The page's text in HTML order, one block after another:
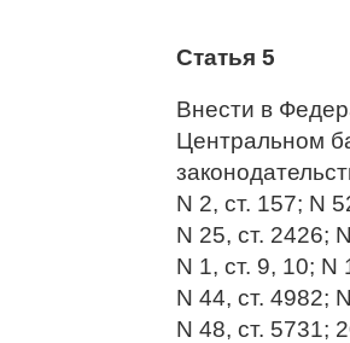
Статья 5
Внести в
Центральном
N 2, ст. 157; N
N 25, ст. 2426;
N 1, ст. 9, 10; N
N 44, ст. 4982;
N 48, ст. 5731;